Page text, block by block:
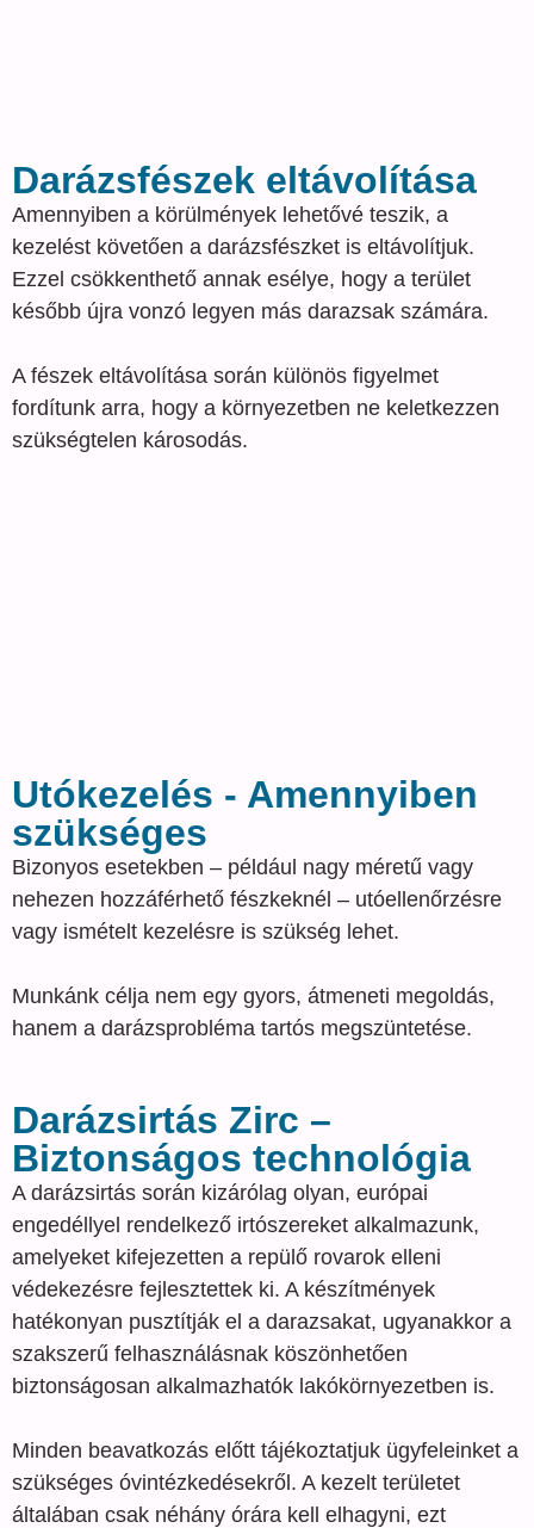
Darázsfészek eltávolítása
Amennyiben a körülmények lehetővé teszik, a
kezelést követően a darázsfészket is eltávolítjuk.
Ezzel csökkenthető annak esélye, hogy a terület
később újra vonzó legyen más darazsak számára.
A fészek eltávolítása során különös figyelmet
fordítunk arra, hogy a környezetben ne keletkezzen
szükségtelen károsodás.
Utókezelés - Amennyiben
szükséges
Bizonyos esetekben – például nagy méretű vagy
nehezen hozzáférhető fészkeknél – utóellenőrzésre
vagy ismételt kezelésre is szükség lehet.
Munkánk célja nem egy gyors, átmeneti megoldás,
hanem a darázsprobléma tartós megszüntetése.
Darázsirtás Zirc –
Biztonságos technológia
A darázsirtás során kizárólag olyan, európai
engedéllyel rendelkező irtószereket alkalmazunk,
amelyeket kifejezetten a repülő rovarok elleni
védekezésre fejlesztettek ki. A készítmények
hatékonyan pusztítják el a darazsakat, ugyanakkor a
szakszerű felhasználásnak köszönhetően
biztonságosan alkalmazhatók lakókörnyezetben is.
Minden beavatkozás előtt tájékoztatjuk ügyfeleinket a
szükséges óvintézkedésekről. A kezelt területet
általában csak néhány órára kell elhagyni, ezt